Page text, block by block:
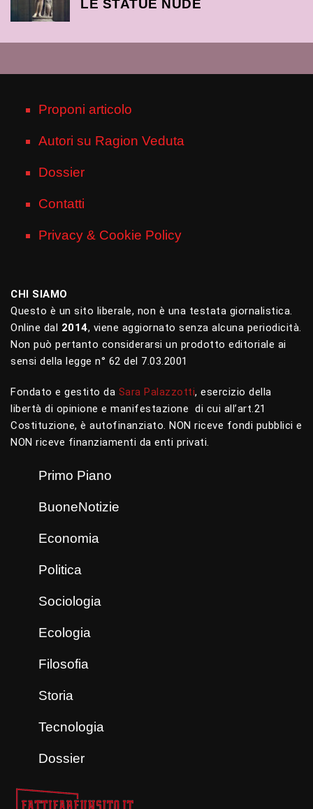
LE STATUE NUDE
Proponi articolo
Autori su Ragion Veduta
Dossier
Contatti
Privacy & Cookie Policy
CHI SIAMO
Questo è un sito liberale, non è una testata giornalistica.
Online dal 2014, viene aggiornato senza alcuna periodicità.
Non può pertanto considerarsi un prodotto editoriale ai
sensi della legge n° 62 del 7.03.2001
Fondato e gestito da Sara Palazzotti, esercizio della
libertà di opinione e manifestazione di cui all’art.21
Costituzione, è autofinanziato. NON riceve fondi pubblici e
NON riceve finanziamenti da enti privati.
Primo Piano
BuoneNotizie
Economia
Politica
Sociologia
Ecologia
Filosofia
Storia
Tecnologia
Dossier